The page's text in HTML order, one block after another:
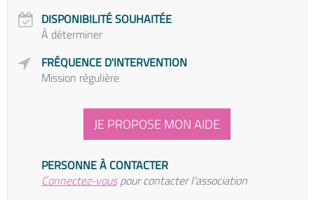
DISPONIBILITÉ SOUHAITÉE
À déterminer
FRÉQUENCE D'INTERVENTION
Mission régulière
JE PROPOSE MON AIDE
PERSONNE À CONTACTER
Connectez-vouspour contacter l'association